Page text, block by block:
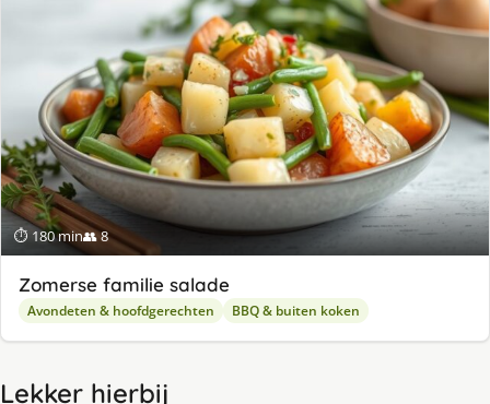
⏱ 180 min👥 8
Zomerse familie salade
Avondeten & hoofdgerechten BBQ & buiten koken
Lekker hierbij